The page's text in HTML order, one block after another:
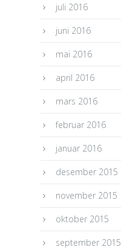
juli 2016
juni 2016
mai 2016
april 2016
mars 2016
februar 2016
januar 2016
desember 2015
november 2015
oktober 2015
september 2015